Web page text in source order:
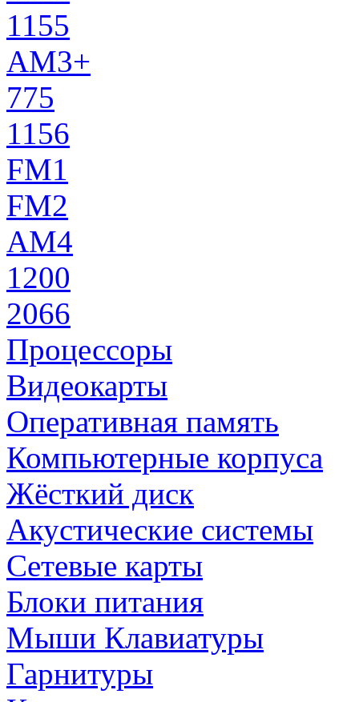
1155
AM3+
775
1156
FM1
FM2
AM4
1200
2066
Процессоры
Видеокарты
Оперативная память
Компьютерные корпуса
Жёсткий диск
Акустические системы
Сетевые карты
Блоки питания
Мыши Клавиатуры
Гарнитуры